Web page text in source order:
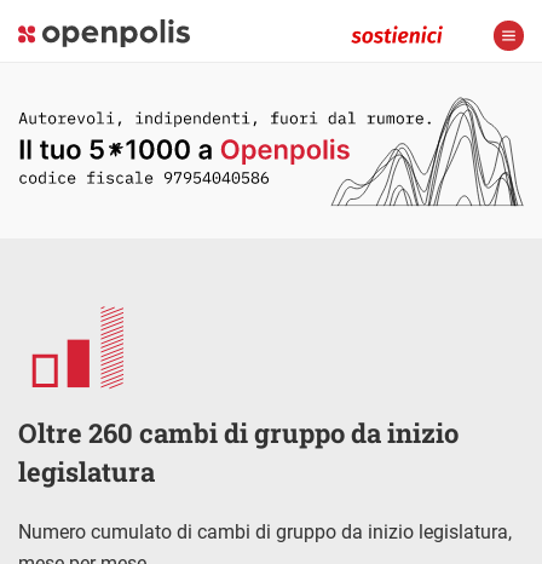
Oltre 260 cambi di gruppo da inizio
legislatura
Numero cumulato di cambi di gruppo da inizio legislatura,